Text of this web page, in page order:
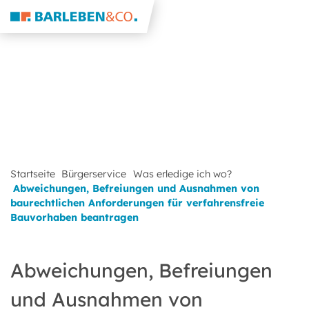
Startseite Bürgerservice Was erledige ich wo?
Abweichungen, Befreiungen und Ausnahmen von
baurechtlichen Anforderungen für verfahrensfreie
Bauvorhaben beantragen
Abweichungen, Befreiungen
und Ausnahmen von